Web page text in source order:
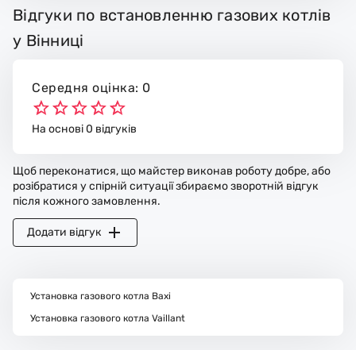
Відгуки по встановленню газових котлів
у Вінниці
Середня оцінка: 0
На основі 0 відгуків
Щоб переконатися, що майстер виконав роботу добре, або
розібратися у спірній ситуації збираємо зворотній відгук
після кожного замовлення.
Додати відгук
Установка газового котла Baxi
Установка газового котла Vaillant